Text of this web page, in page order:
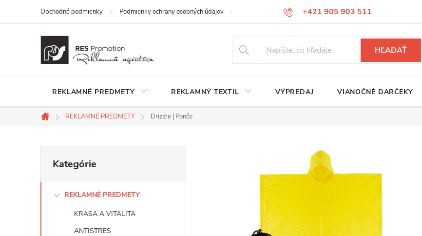
+421 905 903 511
Obchodné podmienky Podmienky ochrany osobných údajov Reklamačný poriadok Služby Kontakty
HĽADAŤ
REKLAMNÉ PREDMETY REKLAMNÝ TEXTIL VÝPREDAJ VIANOČNÉ DARČEKY
Domov
REKLAMNÉ PREDMETY Drizzle | Pončo
o
kategórie
Kategórie
REKLAMNÉ PREDMETY
KRÁSA A VITALITA
ANTISTRES